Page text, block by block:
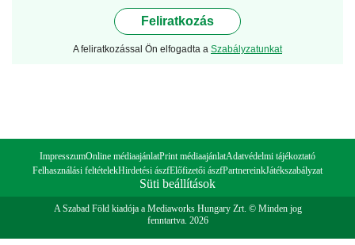
Feliratkozás
A feliratkozással Ön elfogadta a Szabályzatunkat
ImpresszumOnline médiaajánlatPrint médiaajánlatAdatvédelmi tájékoztató
Felhasználási feltételekHirdetési ászfElőfizetői ászfPartnereinkJátékszabályzat
Süti beállítások
A Szabad Föld kiadója a Mediaworks Hungary Zrt. © Minden jog
fenntartva. 2026